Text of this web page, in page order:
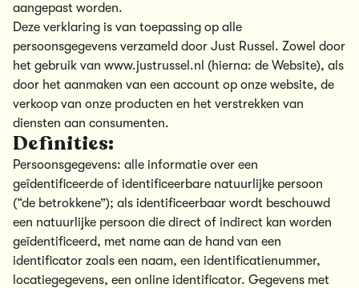
aangepast worden.
Deze verklaring is van toepassing op alle
persoonsgegevens verzameld door Just Russel. Zowel door
het gebruik van www.justrussel.nl (hierna: de Website), als
door het aanmaken van een account op onze website, de
verkoop van onze producten en het verstrekken van
diensten aan consumenten.
Definities:
Persoonsgegevens: alle informatie over een
geïdentificeerde of identificeerbare natuurlijke persoon
(“de betrokkene”); als identificeerbaar wordt beschouwd
een natuurlijke persoon die direct of indirect kan worden
geïdentificeerd, met name aan de hand van een
identificator zoals een naam, een identificatienummer,
locatiegegevens, een online identificator. Gegevens met